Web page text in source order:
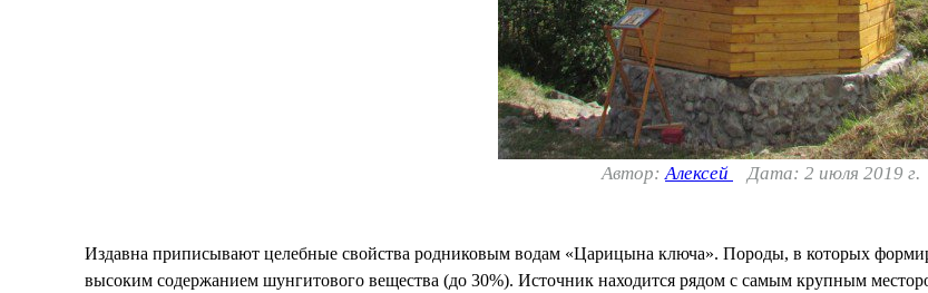
Автор:Алексей Дата: 2 июля 2019 г.
Издавна приписывают целебные свойства родниковым водам «Царицына ключа». Породы, в которых
высоким содержанием шунгитового вещества (до 30%). Источник находится рядом с самым крупным